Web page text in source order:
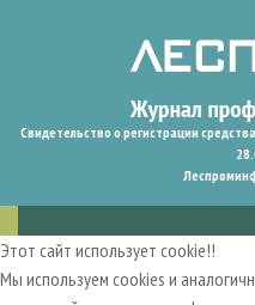
Свидетельство о регистрации
Этот сайт использует cookie!!
Мы используем cookies и